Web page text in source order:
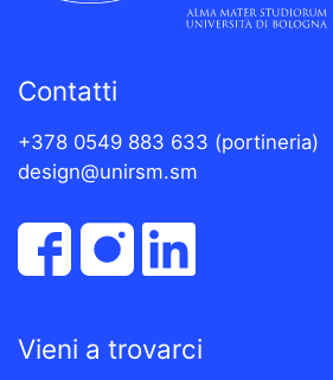
Contatti
+378 0549 883 633 (portineria)
design@unirsm.sm
Vieni a trovarci